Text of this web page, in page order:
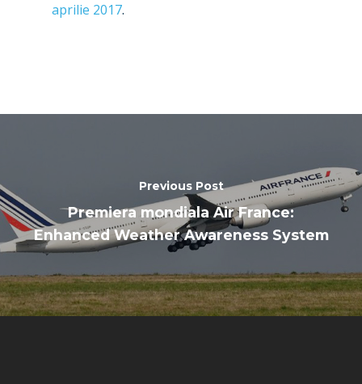
aprilie 2017.
Previous Post
Premiera mondiala Air France:
Enhanced Weather Awareness System